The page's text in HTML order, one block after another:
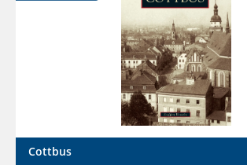
Cottbus